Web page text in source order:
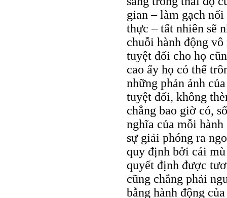
gian – làm gạch
thực – tất nhiên sẽ
chuỗi hành động
tuyệt đối cho họ
cao ấy họ có thể
những phản ảnh
tuyệt đối, không
chẳng bao giờ có,
nghĩa của mỗi
sự giải phóng ra
quy định bởi cái
quyết định được
cũng chẳng phải
bằng hành động